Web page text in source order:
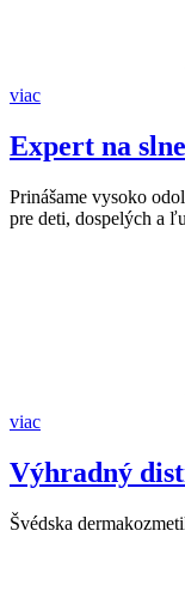
viac
Expert na
Prinášame vysoko
pre deti, dospelých a
viac
Výhradný
Švédska